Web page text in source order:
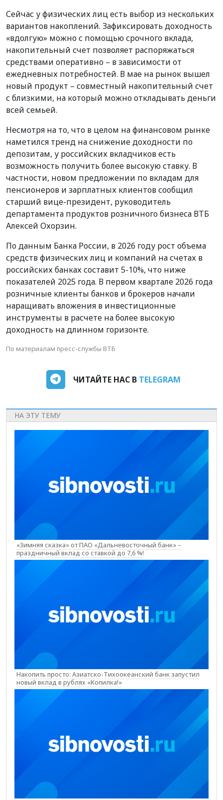
Сейчас у физических лиц есть выбор из нескольких
вариантов накоплений. Зафиксировать доходность
«вдолгую» можно с помощью срочного вклада,
накопительный счет позволяет распоряжаться
средствами оперативно – в зависимости от
ежедневных потребностей. В мае на рынок вышел
новый продукт – совместный накопительный счет
с близкими, на который можно откладывать деньги
всей семьей.
Несмотря на то, что в целом на финансовом рынке
наметился тренд на снижение доходности по
депозитам, у российских вкладчиков есть
возможность получить более высокую ставку. В
частности, новом предложении по вкладам для
пенсионеров и зарплатных клиентов сообщил
старший вице-президент, руководитель
департамента продуктов розничного бизнеса ВТБ
Алексей Охорзин.
По данным Банка России, в 2026 году рост объема
средств физических лиц и компаний на счетах в
российских банках составит 5-10%, что ниже
показателей 2025 года. В первом квартале 2026 года
розничные клиенты банков и брокеров начали
наращивать вложения в инвестиционные
инструменты в расчете на более высокую
доходность на длинном горизонте.
По материалам пресс-службы ВТБ
ЧИТАЙТЕ НАС В TELEGRAM
НА ЭТУ ТЕМУ
«Зимняя сказка» от ПАО «Дальневосточный банк» –
праздничный вклад со ставкой до 7,6 %!
Накопить просто: Азиатско-Тихоокеанский банк запустил
новый вклад в рублях «Копилка!»